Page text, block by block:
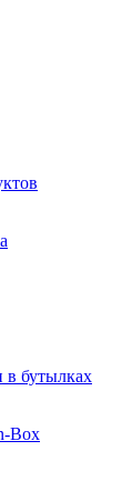
в бутылках
Box